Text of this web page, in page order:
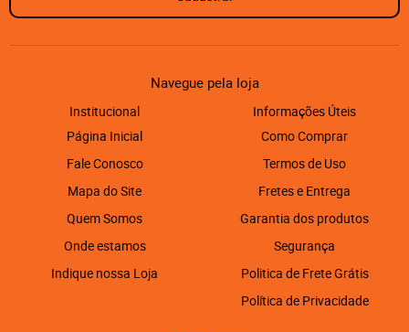
Navegue pela loja
Institucional
Página Inicial
Fale Conosco
Mapa do Site
Quem Somos
Onde estamos
Indique nossa Loja
Informações Úteis
Como Comprar
Termos de Uso
Fretes e Entrega
Garantia dos produtos
Segurança
Politica de Frete Grátis
Política de Privacidade